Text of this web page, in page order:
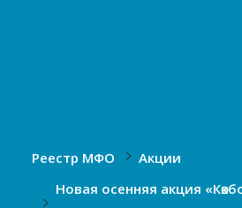
Реестр МФО
Акции
Новая осенняя акция